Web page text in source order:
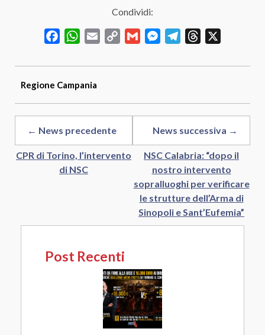
Condividi:
FacebookWhatsApp
Email
Copy
Gmail MessengerTelegramThreads
Regione Campania
← News precedente
CPR di Torino, l’intervento
di NSC
News successiva →
NSC Calabria: “dopo il
nostro intervento
sopralluoghi per verificare
le strutture dell’Arma di
Sinopoli e Sant’Eufemia”
Post Recenti